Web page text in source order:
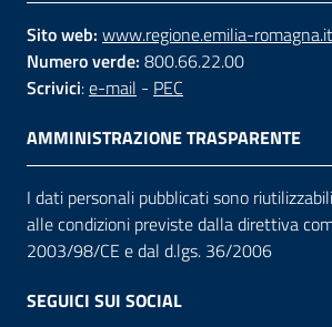
Sito web: www.regione.emilia-
Numero verde: 800.66.22.00
Scrivici:e-mail - PEC
AMMINISTRAZIONE TRASPARENTE
I dati personali pubblicati sono
alle condizioni previste dalla direttiva
2003/98/CE e dal d.lgs. 36/2006
SEGUICI SUI SOCIAL